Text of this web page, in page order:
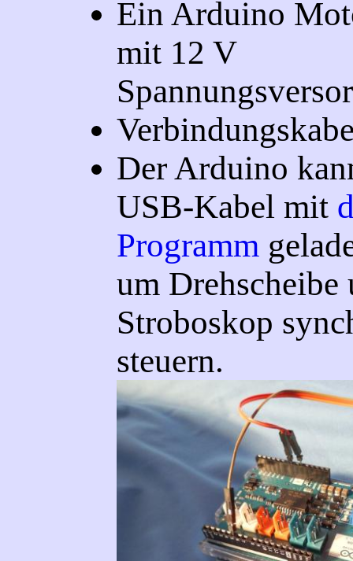
Ein Arduino
mit 12 V
Der Arduino
USB-Kabel mit
Programm
um Drehscheibe
Stroboskop
steuern.